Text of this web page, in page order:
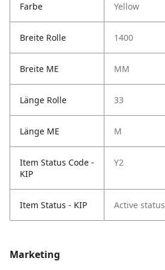
Farbe Yellow
Breite Rolle 1400
Breite ME MM
Länge Rolle 33
Länge ME M
Item Status Code -
KIP
Y2
Item Status - KIP Active status
Marketing